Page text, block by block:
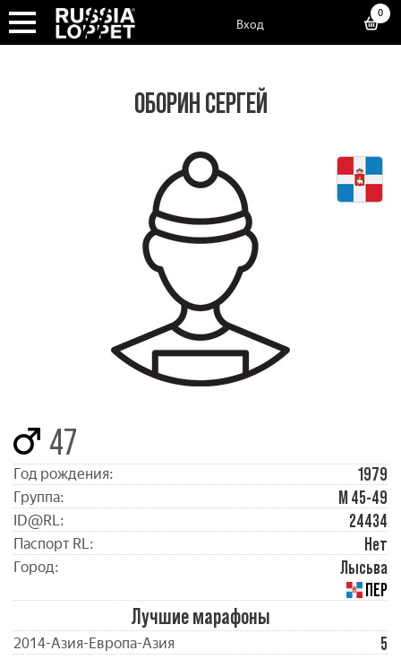
Вход
0
ОБОРИН СЕРГЕЙ
47
Год рождения: 1979
Группа: М 45-49
ID@RL: 24434
Паспорт RL: Нет
Город:
Лысьва
ПЕР
Лучшие марафоны
2014-Азия-Европа-Азия 5